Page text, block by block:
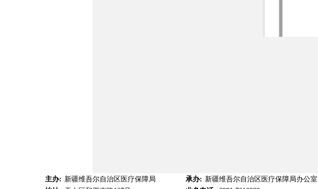
主办: 新疆维吾尔自治区医疗保障局 承办: 新疆维吾尔自治区医疗保障局办公室